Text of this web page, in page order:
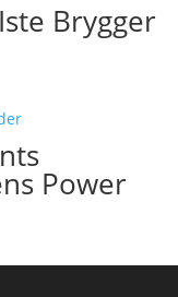
Brygger
Power